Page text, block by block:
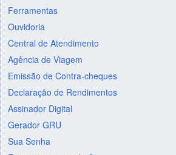
Ferramentas
Ouvidoria
Central de Atendimento
Agência de Viagem
Emissão de Contra-cheques
Declaração de Rendimentos
Assinador Digital
Gerador GRU
Sua Senha